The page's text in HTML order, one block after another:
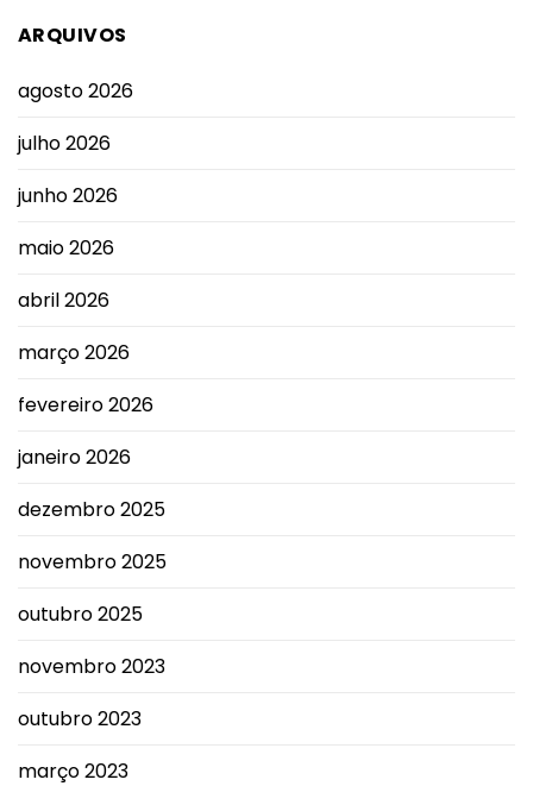
ARQUIVOS
agosto 2026
julho 2026
junho 2026
maio 2026
abril 2026
março 2026
fevereiro 2026
janeiro 2026
dezembro 2025
novembro 2025
outubro 2025
novembro 2023
outubro 2023
março 2023